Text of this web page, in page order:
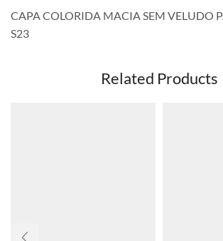
CAPA COLORIDA MACIA SEM VELUDO
S23
Related Products